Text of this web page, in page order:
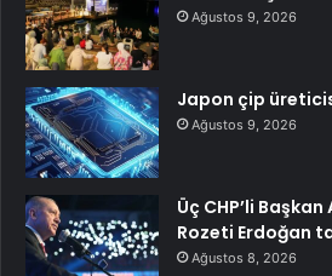
Ağustos 9, 2026
Japon çip
Ağustos 9, 2026
Üç CHP’li Başkan
Rozeti Erdoğan
Ağustos 8, 2026